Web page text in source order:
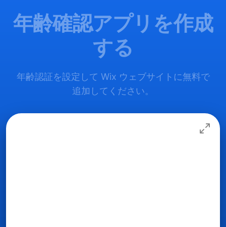
年齢確認アプリを作成
する
年齢認証を設定して Wix ウェブサイトに無料で
追加してください。